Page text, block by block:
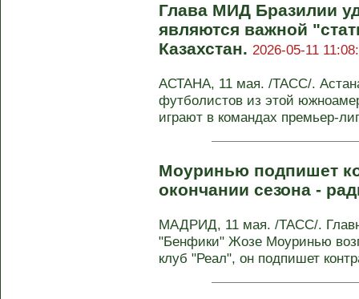
Глава МИД Бразилии
являются важной
Казахстан. 2026-05-11
АСТАНА, 11 мая. /ТАСС/.
футболистов из этой
играют в командах премьер-
Моуринью подпишет
окончании сезона -
МАДРИД, 11 мая. /ТАСС/.
"Бенфики" Жозе Моуринью
клуб "Реал", он подпишет